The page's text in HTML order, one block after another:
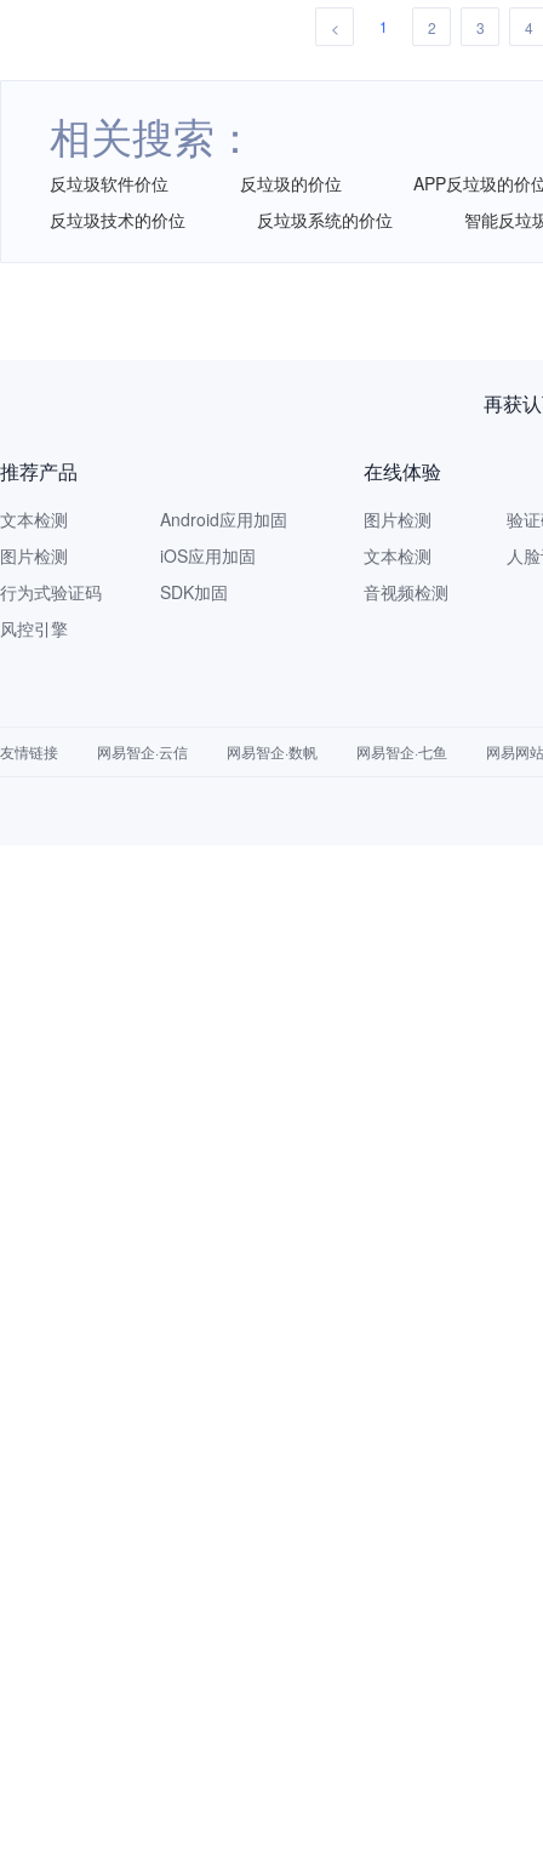
< 1 2 3 4
相关搜索：
反垃圾软件价位 反垃圾的价位
APP反垃圾的价
反垃圾技术的价位
反垃圾系统的价位 智能反垃
再获
推荐产品
文本检测
图片检测
行为式验证码
风控引擎
Android应用加固
iOS应用加固
SDK加固
在线体验
图片检测
文本检测
音视频检测
验
人
友情链接 网易智企·云信 网易智企·数帆 网易智企·七鱼 网易网